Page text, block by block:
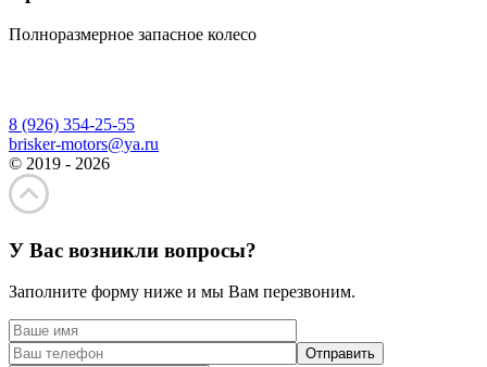
Полноразмерное запасное колесо
8 (926) 354-25-55
brisker-motors@ya.ru
© 2019 - 2026
У Вас возникли вопросы?
Заполните форму ниже и мы Вам перезвоним.